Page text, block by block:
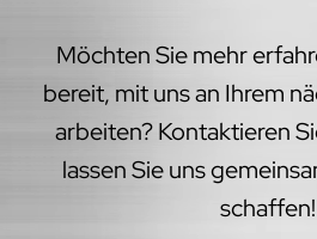
Möchten Sie mehr
bereit, mit uns an Ihrem
arbeiten? Kontaktieren
lassen Sie uns
schaffen!